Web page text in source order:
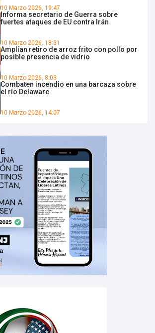
10 Marzo 2026, 19:47
Informa secretario de Guerra sobre
fuertes ataques de EU contra Irán
10 Marzo 2026, 18:31
Amplían retiro de arroz frito con pollo por
posible presencia de vidrio
10 Marzo 2026, 8:03
Combaten incendio en una barcaza sobre
el río Delaware
10 Marzo 2026, 14:07